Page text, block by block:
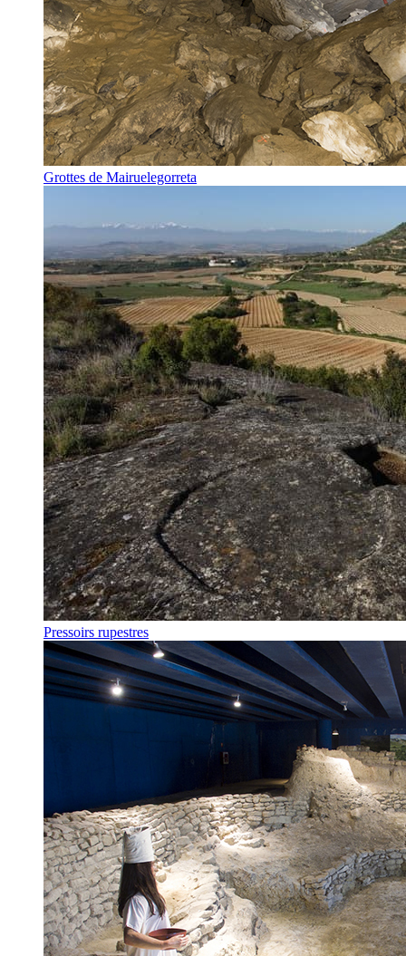
Grottes de Mairuelegorreta
Pressoirs rupestres